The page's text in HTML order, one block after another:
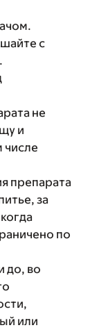
с
не
и
числе
препарата
за
по
до, во
или